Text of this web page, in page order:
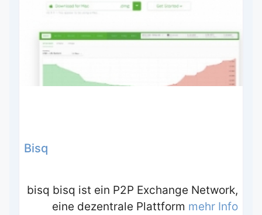
Bisq
bisq bisq ist ein P2P Exchange Network,
eine dezentrale Plattform mehr Info